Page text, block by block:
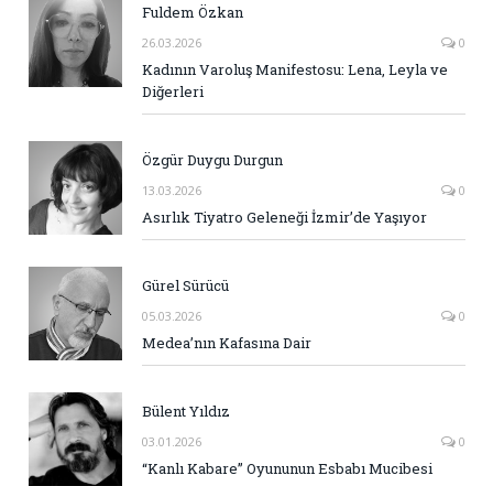
Fuldem Özkan
26.03.2026 0
Kadının Varoluş Manifestosu: Lena, Leyla ve
Diğerleri
Özgür Duygu Durgun
13.03.2026 0
Asırlık Tiyatro Geleneği İzmir’de Yaşıyor
Gürel Sürücü
05.03.2026 0
Medea’nın Kafasına Dair
Bülent Yıldız
03.01.2026 0
“Kanlı Kabare” Oyununun Esbabı Mucibesi